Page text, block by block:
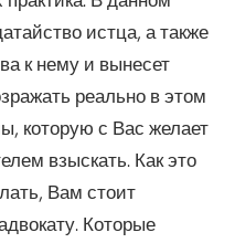
истца, а также
к нему и вынесет
реально в этом
которую с Вас желает
взыскать. Как это
Вам стоит
Которые